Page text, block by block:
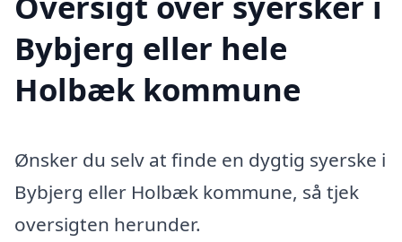
Bybjerg eller hele
Holbæk kommune
Ønsker du selv at finde en dygtig syerske i
Bybjerg eller Holbæk kommune, så tjek
oversigten herunder.